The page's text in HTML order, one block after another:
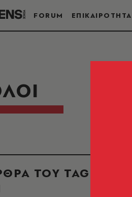
FORUM ΕΠΙΚΑΙΡΟΤΗΤΑ
ΤΟΥ TAG